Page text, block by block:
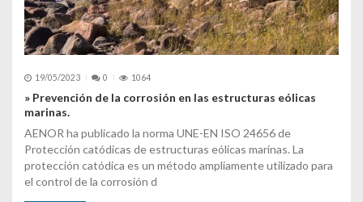
19/05/2023 0 1064
» Prevención de la corrosión en las estructuras eólicas
marinas.
AENOR ha publicado la norma UNE-EN ISO 24656 de
Protección catódicas de estructuras eólicas marinas. La
protección catódica es un método ampliamente utilizado para
el control de la corrosión d